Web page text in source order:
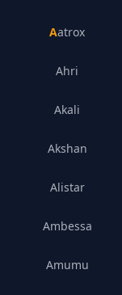
Aatrox
Ahri
Akali
Akshan
Alistar
Ambessa
Amumu